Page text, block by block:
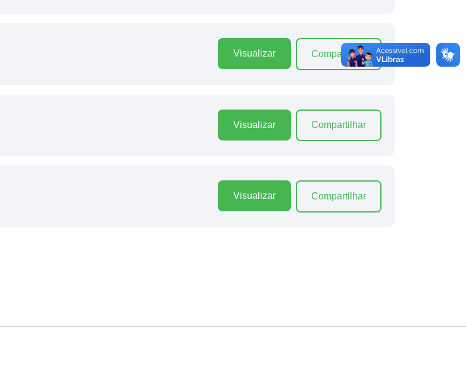
Visualizar Compartilhar
Visualizar Compartilhar
Visualizar Compartilhar